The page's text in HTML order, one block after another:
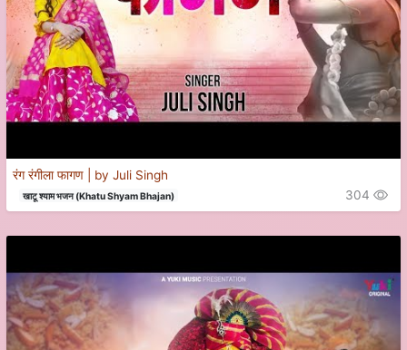
रंग रंगीला फागण | by Juli Singh
खाटू श्याम भजन (Khatu Shyam Bhajan) 304